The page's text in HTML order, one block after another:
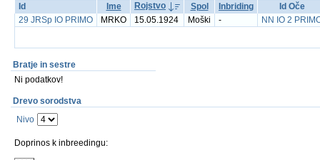
Id
Ime Rojstvo Spol Inbriding
Id Oče
29 JRSp IO PRIMO
MRKO 15.05.1924 Moški - NN IO 2
Bratje in sestre
Ni podatkov!
Drevo sorodstva
Nivo
Doprinos k inbreedingu: